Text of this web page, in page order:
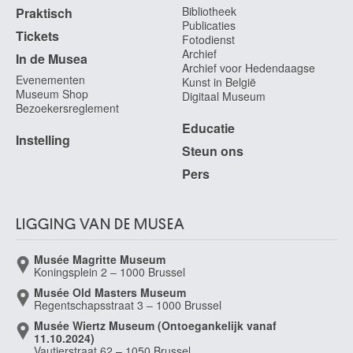
Orpen William
Stillorgan / Dublin (Ierland) 1878 - Londen (Engeland, Verenigd Koninkrijk)
1931
Ortiz Rafael Montañez
Puerto Rico 1934
? ca. 1475 - ? ca. 1540
Parijs (Frankrijk) 1810 - Gent 1856
Ottmann Henri
Ancenis, Loire-Atlantique (Frankrijk) 1877 - Vernon, Eure (Frankrijk) 1927
Oudenaarde
16de eeuw
Oudot Roland
Parijs (Frankrijk) 1897 - 1981
Praktisch
Tickets
In de Musea
Evenementen
Museum Shop
Bezoekersreglement
Instelling
Bibliotheek
Publicaties
Fotodienst
Archief
Archief voor Hedendaagse
Kunst in België
Digitaal Museum
Educatie
Steun ons
Pers
LIGGING VAN DE MUSEA
Musée Magritte Museum
Koningsplein 2 – 1000 Brussel
Musée Old Masters Museum
Regentschapsstraat 3 – 1000 Brussel
Musée Wiertz Museum (Ontoegankelijk vanaf
11.10.2024)